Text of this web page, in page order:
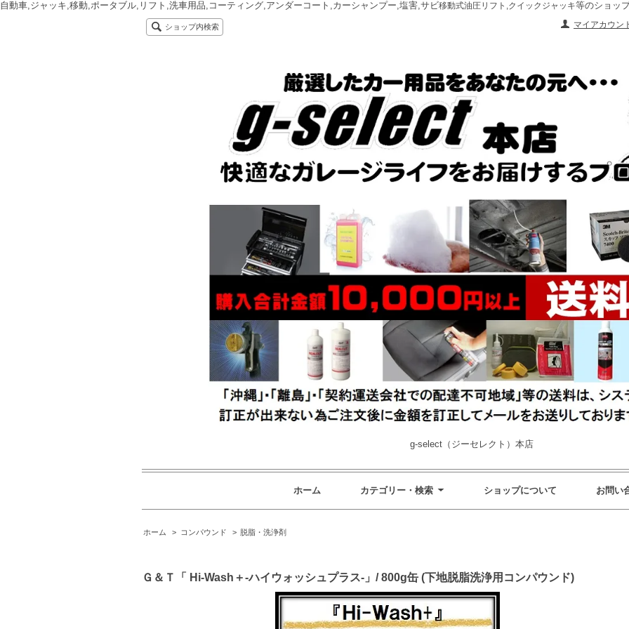
自動車,ジャッキ,移動,ポータブル,リフト,洗車用品,コーティング,アンダーコート,カーシャンプー,塩害,サビ移動式油圧リフト,クイックジャッキ等のショッ
マイアカウン
ショップ内検索
g-select（ジーセレクト）本店
ホーム カテゴリー・検索 ショップについて お問い
ホーム > コンパウンド > 脱脂・洗浄剤
Ｇ＆Ｔ「 Hi-Wash＋-ハイウォッシュプラス-」/ 800g缶 (下地脱脂洗浄用コンパウンド)